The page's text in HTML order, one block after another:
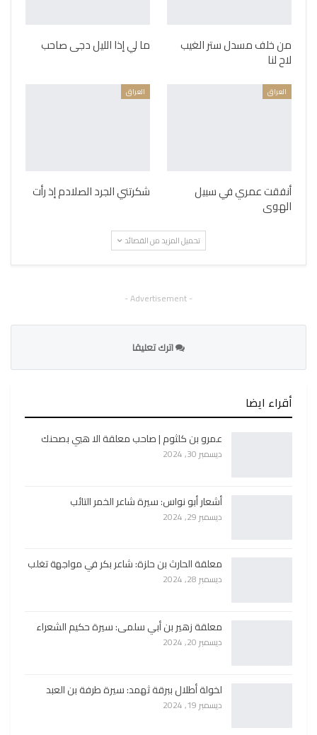
من خلف مسدل ستر الغيب
لاح لنا
ما لي إذا الليل دجى صاحب
العراق
أنفقت عمري في سبيل
الهوى
العراق
شكرتني الجرد الصلادم إذ رأت
تحميل المزيد من القصائد
- Advertisement -
اترك تعليقا
أقراء ايضا
عمرو بن كلثوم | صاحب معلقة الا هبي بصحنك
ديسمبر 30, 2024
أشعار أبو نواس: سيرة شاعر الخمر التائب
ديسمبر 29, 2024
معلقة الحارث بن حلزة: شاعر بكر في مواجهة تغلب
ديسمبر 28, 2024
معلقة زهير بن أبي سلمى: سيرة حكيم الشعراء
ديسمبر 20, 2024
لخولة أطلال ببرقة ثهمد: سيرة طرفة بن العبد
ديسمبر 19, 2024